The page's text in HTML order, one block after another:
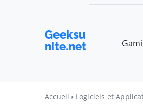
Geeksu
nite.net
Accueil Logiciels et